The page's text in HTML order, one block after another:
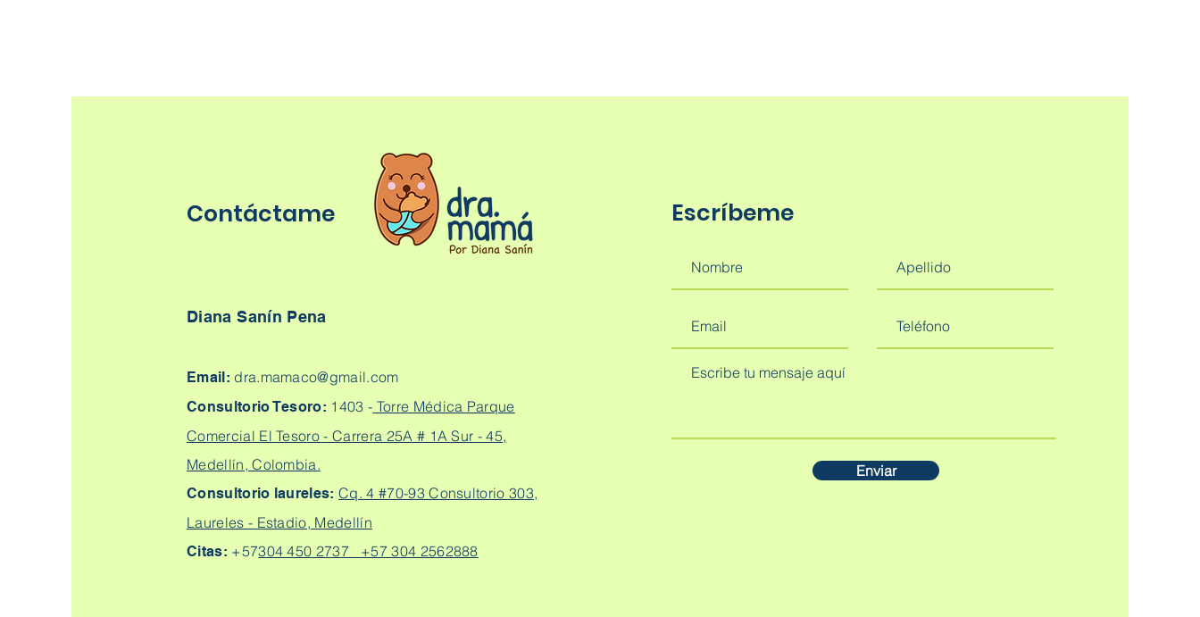
Contáctame
Diana Sanín Pena
Email: dra.mamaco@gmail.com
Consultorio Tesoro: 1403 - Torre Médica Parque
Comercial El Tesoro - Carrera 25A # 1A Sur - 45,
Medellín, Colombia.
Consultorio laureles:Cq. 4 #70-93 Consultorio 303,
Laureles - Estadio, Medellín
Citas: +57304 450 2737 +57 304 2562888
Escríbeme
Enviar